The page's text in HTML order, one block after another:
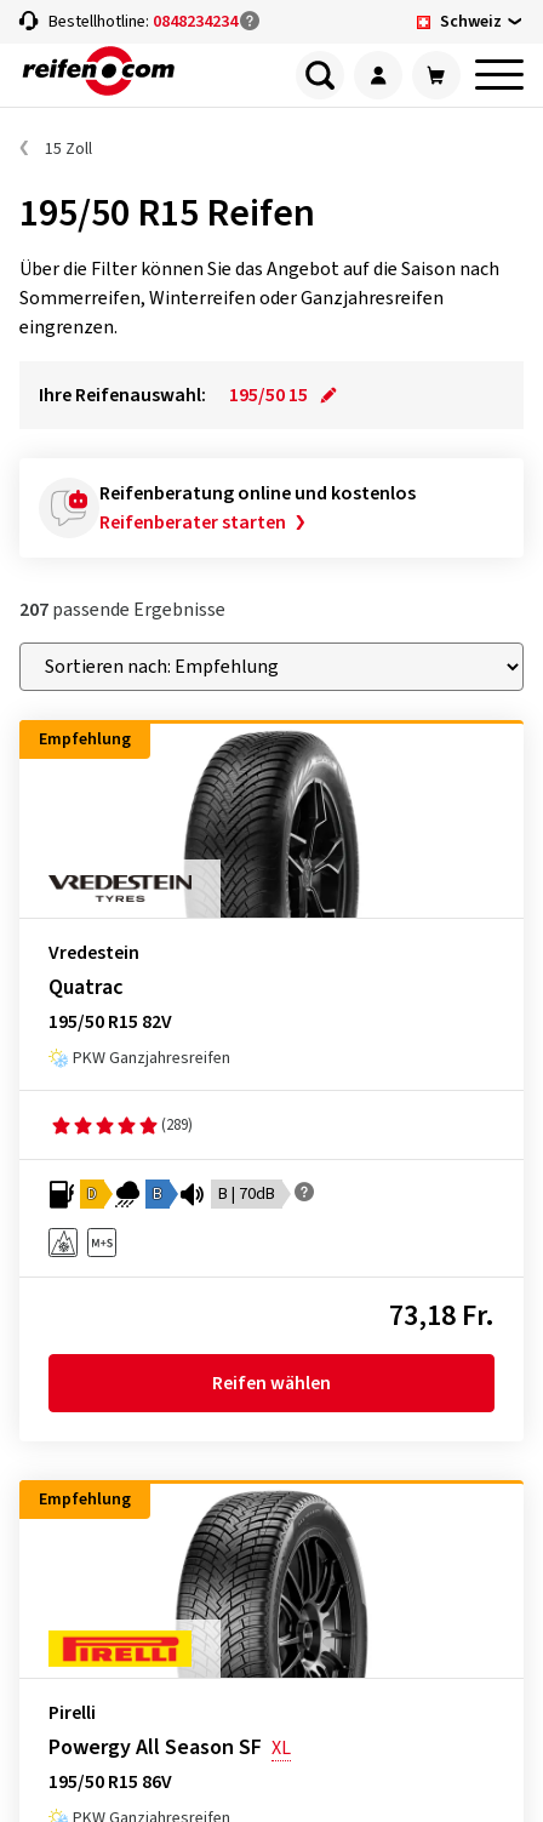
Bestellhotline: 0848234234 Schweiz
15 Zoll
195/50 R15 Reifen
Über die Filter können Sie das Angebot auf die Saison nach
Sommerreifen, Winterreifen oder Ganzjahresreifen
eingrenzen.
Ihre Reifenauswahl: 195/50 15
Reifenberatung online und kostenlos
Reifenberater starten
207passende Ergebnisse
Empfehlung
Vredestein
Quatrac
195/50 R15 82V
PKW Ganzjahresreifen
(289)
D B B | 70dB
73,18 Fr.
Reifen wählen
Empfehlung
Pirelli
Powergy All Season SF XL
195/50 R15 86V